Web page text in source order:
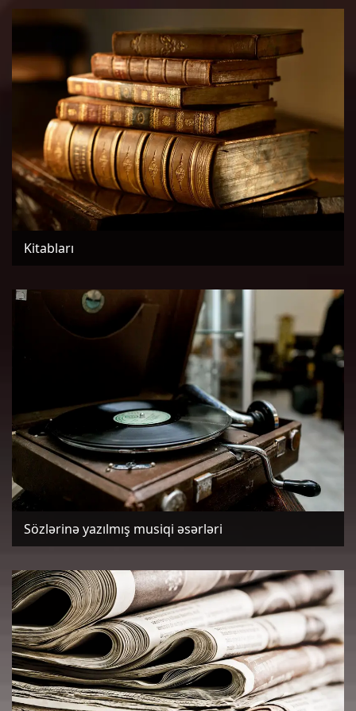
Kitabları
Sözlərinə yazılmış musiqi əsərləri